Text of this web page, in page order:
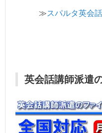
≫スパルタ英会
英会話講師派遣